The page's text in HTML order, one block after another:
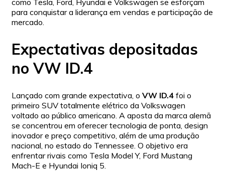
para conquistar a liderança em vendas e participação de
mercado.
Expectativas depositadas
no VW ID.4
Lançado com grande expectativa, o VW ID.4 foi o
primeiro SUV totalmente elétrico da Volkswagen
voltado ao público americano. A aposta da marca alemã
se concentrou em oferecer tecnologia de ponta, design
inovador e preço competitivo, além de uma produção
nacional, no estado do Tennessee. O objetivo era
enfrentar rivais como Tesla Model Y, Ford Mustang
Mach-E e Hyundai Ioniq 5.